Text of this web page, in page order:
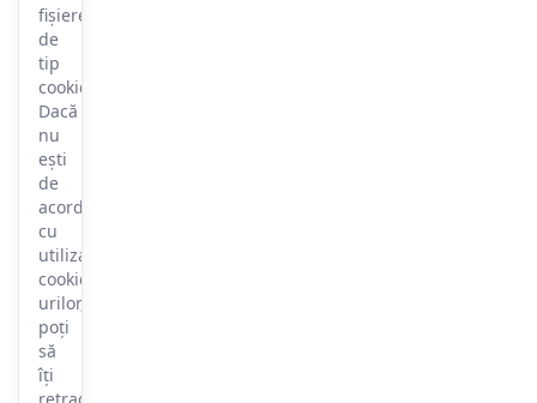
fișiere
de
tip
cookie.
Dacă
nu
ești
de
acord
cu
utilizarea
cookie-
urilor,
poți
să
îți